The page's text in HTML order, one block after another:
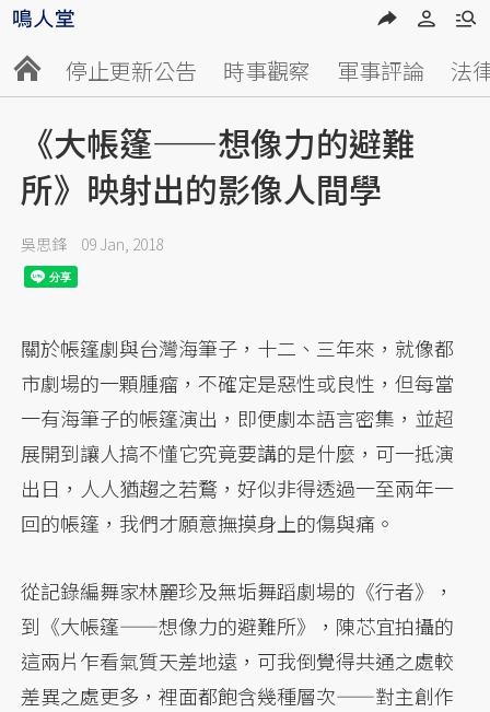
停止更新公告 時事觀察 軍事評論 法
《大帳篷——想像力的避難
所》映射出的影像人間學
吳思鋒 09 Jan, 2018
關於帳篷劇與台灣海筆子，十二、三年來，就像都
市劇場的一顆腫瘤，不確定是惡性或良性，但每當
一有海筆子的帳篷演出，即便劇本語言密集，並超
展開到讓人搞不懂它究竟要講的是什麼，可一抵演
出日，人人猶趨之若鶩，好似非得透過一至兩年一
回的帳篷，我們才願意撫摸身上的傷與痛。
從記錄編舞家林麗珍及無垢舞蹈劇場的《行者》，
到《大帳篷——想像力的避難所》，陳芯宜拍攝的
這兩片乍看氣質天差地遠，可我倒覺得共通之處較
差異之處更多，裡面都飽含幾種層次——對主創作